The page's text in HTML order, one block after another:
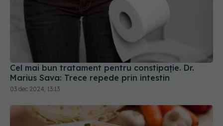
Cel mai bun tratament pentru constipație. Dr.
Marius Sava: Trece repede prin intestin
03 dec 2024, 13:13